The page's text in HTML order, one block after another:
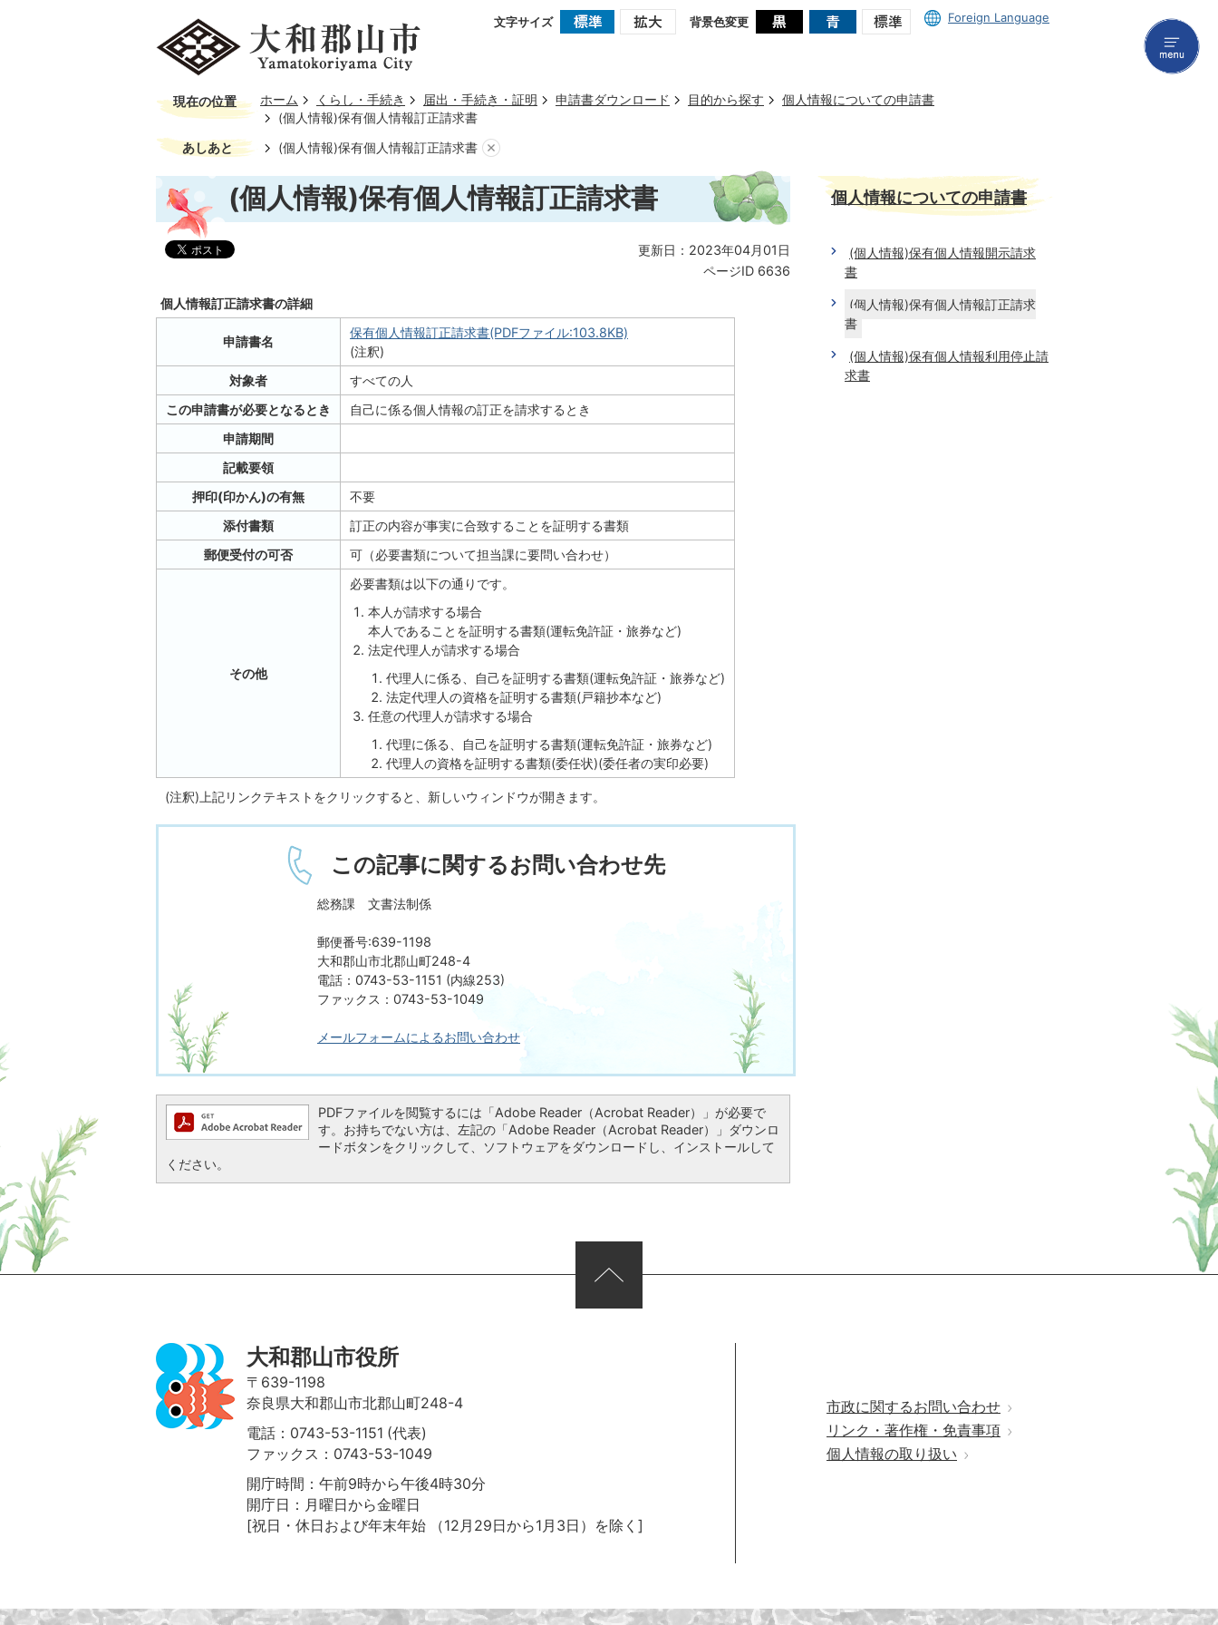
文字サイズ 背景色変更 Foreign Language
現在の位置 ホーム くらし・手続き 届出・手続き・証明 申請書ダウンロード 目的から探す
個人情報についての申請書
(個人情報)保有個人情報訂正請求書
あしあと (個人情報)保有個人情報訂正請求書
(個人情報)保有個人情報訂正請求書
更新日：2023年04月01日
ページID 6636
個人情報訂正請求書の詳細
申請書名
保有個人情報訂正請求書(PDFファイル:103.8KB)
(注釈)
対象者
すべての人
この申請書が必要となるとき
自己に係る個人情報の訂正を請求するとき
申請期間
記載要領
押印(印かん)の有無
不要
添付書類
訂正の内容が事実に合致することを証明する書類
郵便受付の可否
可（必要書類について担当課に要問い合わせ）
その他
必要書類は以下の通りです。
本人が請求する場合
本人であることを証明する書類(運転免許証・旅券など)
法定代理人が請求する場合
代理人に係る、自己を証明する書類(運転免許証・旅券など)
法定代理人の資格を証明する書類(戸籍抄本など)
任意の代理人が請求する場合
代理に係る、自己を証明する書類(運転免許証・旅券など)
代理人の資格を証明する書類(委任状)(委任者の実印必要)
(注釈)上記リンクテキストをクリックすると、新しいウィンドウが開きます。
この記事に関するお問い合わせ先
総務課 文書法制係
郵便番号:639-1198
大和郡山市北郡山町248-4
電話：0743-53-1151 (内線253)
ファックス：0743-53-1049
メールフォームによるお問い合わせ
PDFファイルを閲覧するには「Adobe Reader（Acrobat Reader）」が必要で
す。お持ちでない方は、左記の「Adobe Reader（Acrobat Reader）」ダウンロ
ードボタンをクリックして、ソフトウェアをダウンロードし、インストールして
ください。
個人情報についての申請書
(個人情報)保有個人情報開示請求
書
(個人情報)保有個人情報訂正請求
書
(個人情報)保有個人情報利用停止請
求書
大和郡山市役所
〒639-1198
奈良県大和郡山市北郡山町248-4
電話：0743-53-1151 (代表)
ファックス：0743-53-1049
開庁時間：午前9時から午後4時30分
開庁日：月曜日から金曜日
[祝日・休日および年末年始
（12月29日から1月3日）を除く]
市政に関するお問い合わせ
リンク・著作権・免責事項
個人情報の取り扱い